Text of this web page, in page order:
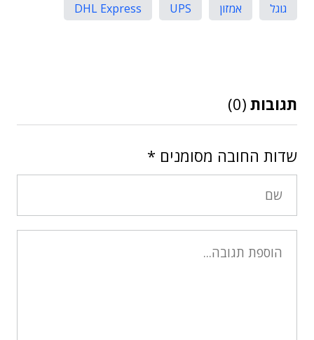
גוגל אמזון UPS
DHL Express
תגובות (0)
שדות החובה מסומנים *